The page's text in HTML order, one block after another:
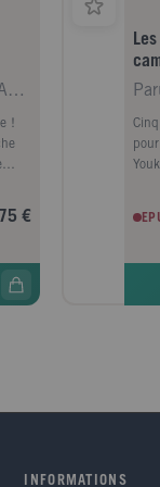
Cosneau Géraldine - Kalicky Anne
!
€
tes
INFORMATIONS